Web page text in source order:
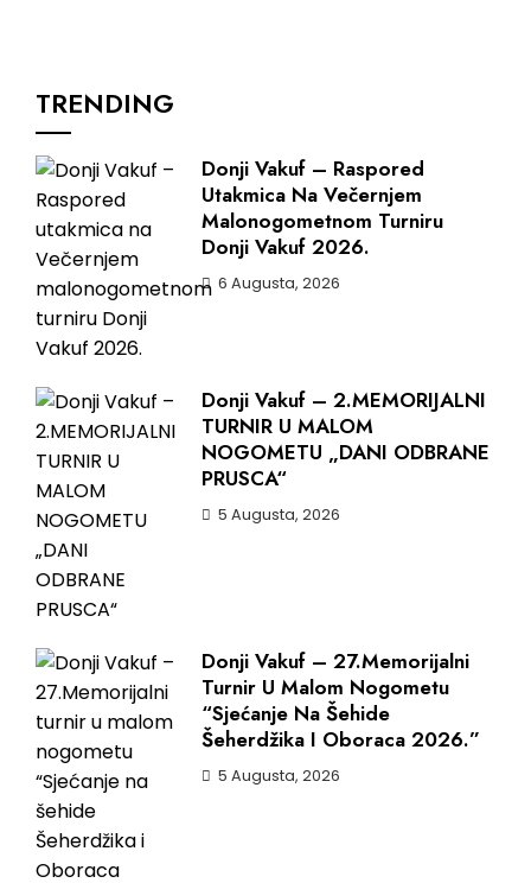
TRENDING
Donji Vakuf – Raspored
Utakmica Na Večernjem
Malonogometnom Turniru
Donji Vakuf 2026.
6 Augusta, 2026
Donji Vakuf – 2.MEMORIJALNI
TURNIR U MALOM
NOGOMETU „DANI ODBRANE
PRUSCA“
5 Augusta, 2026
Donji Vakuf – 27.Memorijalni
Turnir U Malom Nogometu
“Sjećanje Na Šehide
Šeherdžika I Oboraca 2026.”
5 Augusta, 2026